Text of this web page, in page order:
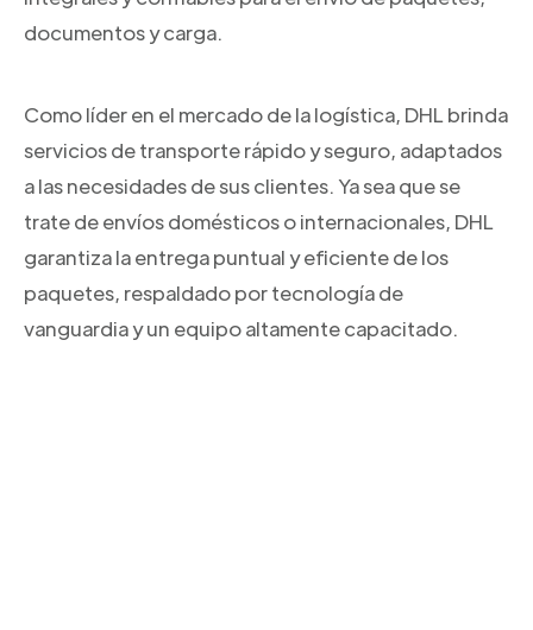
documentos y carga.
Como líder en el mercado de la logística, DHL brinda
servicios de transporte rápido y seguro, adaptados
a las necesidades de sus clientes. Ya sea que se
trate de envíos domésticos o internacionales, DHL
garantiza la entrega puntual y eficiente de los
paquetes, respaldado por tecnología de
vanguardia y un equipo altamente capacitado.